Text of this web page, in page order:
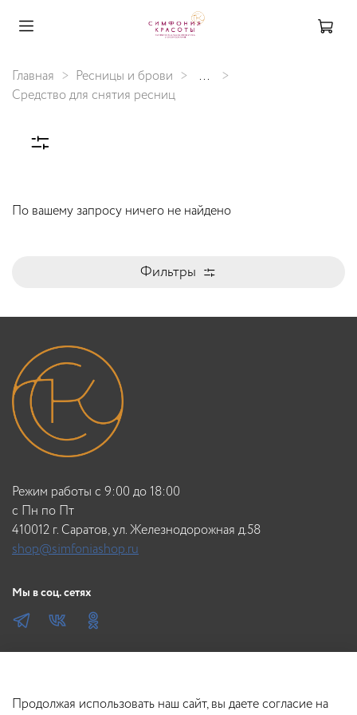
Главная Ресницы и брови
...
Средство для снятия ресниц
По вашему запросу ничего не найдено
Фильтры
Режим работы с 9:00 до 18:00
c Пн по Пт
410012 г. Саратов, ул. Железнодорожная д.58
shop@simfoniashop.ru
Мы в соц. сетях
Продолжая использовать наш сайт, вы даете согласие на